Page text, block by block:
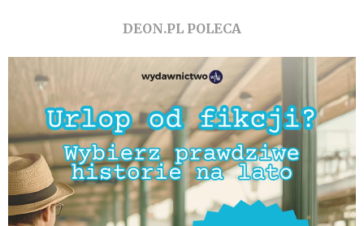
DEON.PL POLECA